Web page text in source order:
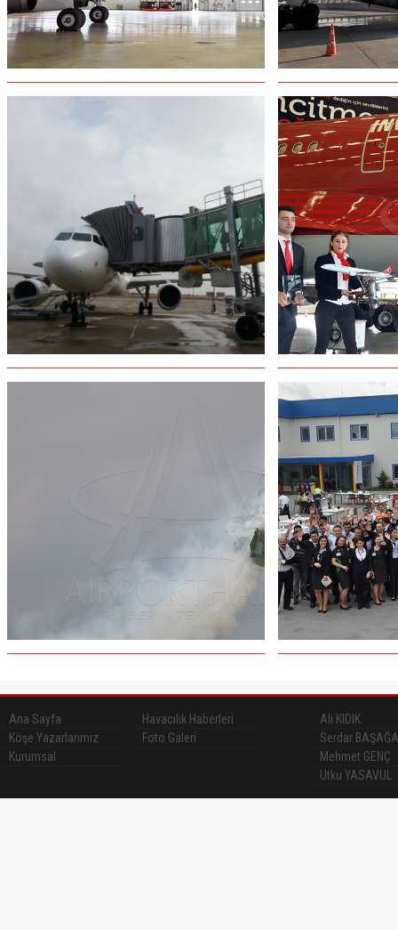
Ana Sayfa
Havacılık Haberleri
Köşe Yazarlarımız
Foto Galeri
Kurumsal
Ali KIDIK
Serdar
Mehmet GENÇ
Utku YASAVUL